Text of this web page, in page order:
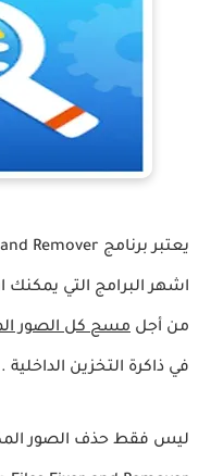
اشهر البرامج التي يمكنك
من أجل مسح كل الصور
في ذاكرة التخزين الداخلية .